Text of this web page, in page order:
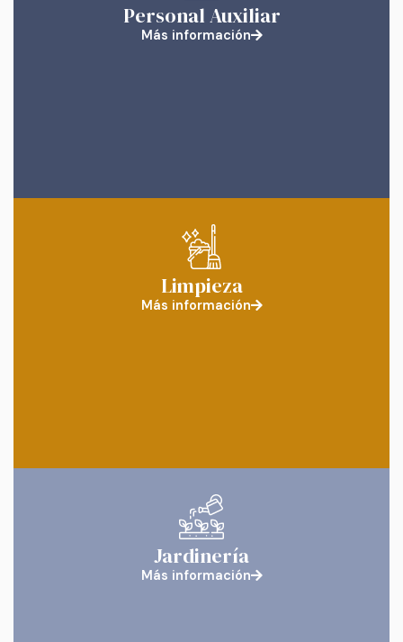
Personal Auxiliar
Más información
Limpieza
Más información
Jardinería
Más información